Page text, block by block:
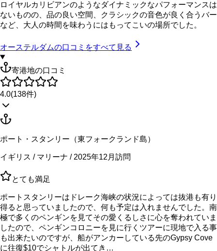
ロイヤルカリビアンのようなダイナミックなパフォーマンスは
ないものの、品の良い空間、クラシックの音色が良く合うバー
など、大人の時間を味わうにはもってこいの場所でした。
オーステルダムの口コミをすべて見る
寄港地の口コミ
4.0(138件)
ポート・スタンリー（東フォークランド島）
イギリス / マリーナ / 2025年12月訪問
とても満足
ポートスタンリーはドレーク海峡の状況によっては抜港も有り
得ると思っていましたので、何も予定は入れませんでした。南
極で多くのペンギンを見てその愛くるしさに心を奪われていま
したので、ペンギンコロニーを見に行くツアーに現地で入る事
も出来たいのですが、船がアンカーしている先のGypsy Cove
に往復$10でシャトルが出てき…